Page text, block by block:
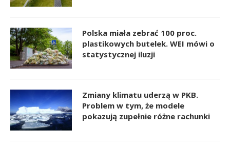
Polska miała zebrać 100 proc.
plastikowych butelek. WEI mówi o
statystycznej iluzji
Zmiany klimatu uderzą w PKB.
Problem w tym, że modele
pokazują zupełnie różne rachunki